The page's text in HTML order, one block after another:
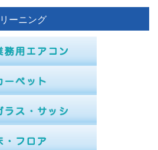
ーニング